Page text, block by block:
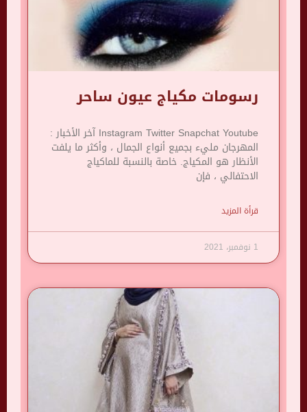
رسومات مكياج عيون ساحر
Instagram Twitter Snapchat Youtube آخر الأخبار :
المهرجان مليء بجميع أنواع الجمال ، وأكثر ما يلفت
الأنظار هو المكياج. خاصة بالنسبة للماكياج
الاحتفالي ، فإن
قرأة المزيد
1 نوفمبر، 2021